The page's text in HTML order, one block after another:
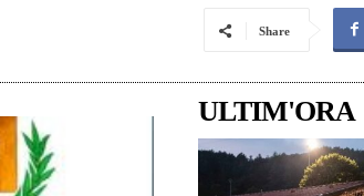
Share
ULTIM'ORA